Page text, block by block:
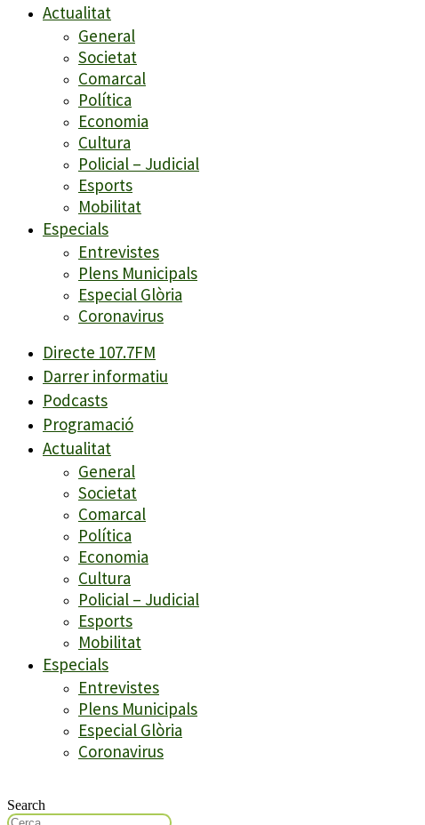
Actualitat
General
Societat
Comarcal
Política
Economia
Cultura
Policial – Judicial
Esports
Mobilitat
Especials
Entrevistes
Plens Municipals
Especial Glòria
Coronavirus
Directe 107.7FM
Darrer informatiu
Podcasts
Programació
Actualitat
General
Societat
Comarcal
Política
Economia
Cultura
Policial – Judicial
Esports
Mobilitat
Especials
Entrevistes
Plens Municipals
Especial Glòria
Coronavirus
Search